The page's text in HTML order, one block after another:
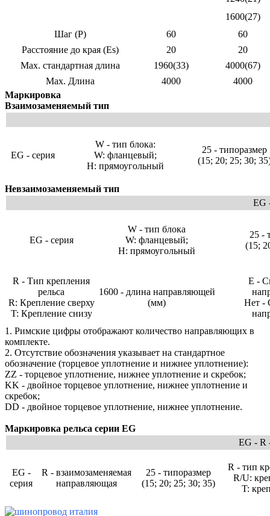
1600(27)
Шаг (P)
60
60
Расстояние до края (Es)
20
20
Max. стандартная длина
1960(33)
4000(67)
Max. Длина
4000
4000
Маркировка
Взаимозаменяемый тип
EG - серия
W - тип блока:
W: фланцевый;
H: прямоугольный
25 - типоразмер
(15; 20; 25; 30;
Невзаимозаменяемый тип
EG
EG - серия
W - тип блока
W: фланцевый;
H: прямоугольный
25 -
(15;
R - Тип крепления
рельса
R: Крепление сверху
T: Крепление снизу
1600 - длина направляющей
(мм)
E -
Нет -
1. Римские цифры отображают количество направляющих в
комплекте.
2. Отсутствие обозначения указывает на стандартное
обозначение (торцевое уплотнение и нижнее уплотнение):
ZZ - торцевое уплотнение, нижнее уплотнение и скребок;
KK - двойное торцевое уплотнение, нижнее уплотнение и
скребок;
DD - двойное торцевое уплотнение, нижнее уплотнение.
Маркировка рельса серии EG
EG - R
EG -
серия
R - взаимозаменяемая
направляющая
25 - типоразмер
(15; 20; 25; 30; 35)
R - тип
R/U:
T: